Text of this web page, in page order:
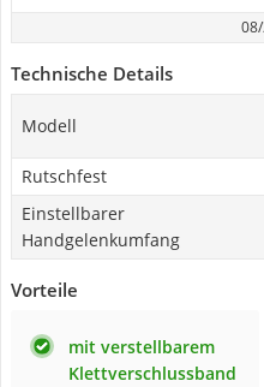
Technische Details
Modell
Rutschfest
Einstellbarer
Handgelenkumfang
Vorteile
mit verstellbarem
Klettverschlussband